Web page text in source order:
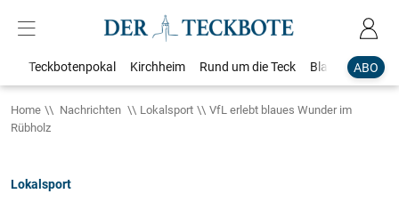
ABO
Teckbotenpokal Kirchheim Rund um die Teck Blaulicht
Home Nachrichten Lokalsport
VfL erlebt blaues Wunder im
Rübholz
Lokalsport